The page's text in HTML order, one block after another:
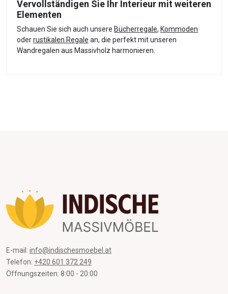
Vervollständigen Sie Ihr Interieur mit weiteren
Elementen
Schauen Sie sich auch unsere Bücherregale, Kommoden
oderrustikalen Regale an, die perfekt mit unseren
Wandregalen aus Massivholz harmonieren.
E-mail: info@indischesmoebel.at
Telefon: +420 601 372 249
Öffnungszeiten: 8:00 - 20:00